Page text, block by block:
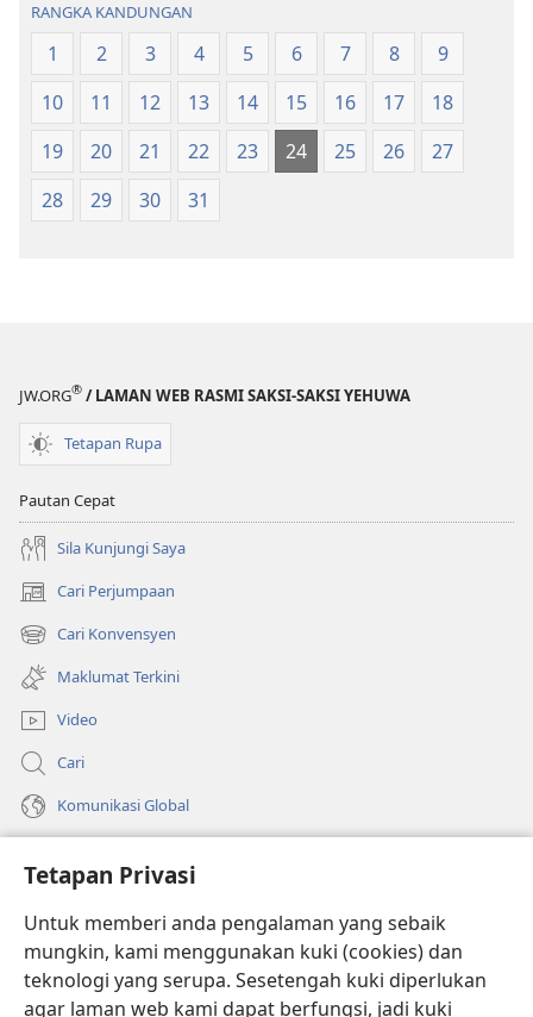
Tetapan Privasi
Untuk memberi anda pengalaman yang sebaik
mungkin, kami menggunakan kuki (cookies) dan
teknologi yang serupa. Sesetengah kuki diperlukan
agar laman web kami dapat berfungsi, jadi kuki
RANGKA KANDUNGAN
1 2 3 4 5 6 7 8
9
10
11 12 13 14 15 16 17
18
19
20 21 22 23 24 25 26
27
28
29 30 31
JW.ORG® / LAMAN WEB RASMI SAKSI-SAKSI YEHUWA
Tetapan Rupa
Pautan Cepat
Sila Kunjungi Saya
Cari Perjumpaan
(membuka
tetingkap
baharu)
Cari Konvensyen
(membuka
tetingkap
baharu)
Maklumat Terkini
Video
Cari
Komunikasi Global
(membuka
tetingkap
baharu)PERPUSTAKAAN DALAM TALIAN Watchtower
(membuka
tetingkap